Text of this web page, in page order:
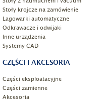
Stoły krojcze na zamówienie
Lagowarki automatyczne
Odkrawacze i odwijaki
Inne urządzenia
Systemy CAD
CZĘŚCI I AKCESORIA
Części eksploatacyjne
Części zamienne
Akcesoria